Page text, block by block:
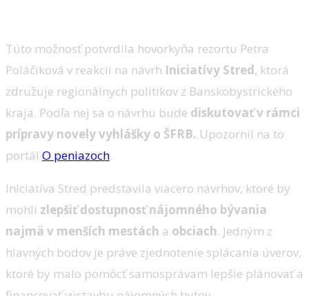
Túto možnosť potvrdila hovorkyňa rezortu Petra
Poláčiková v reakcii na návrh Iniciatívy Stred, ktorá
združuje regionálnych politikov z Banskobystrického
kraja. Podľa nej sa o návrhu bude diskutovať v rámci
prípravy novely vyhlášky o ŠFRB. Upozornil na to
portál O peniazoch.
Iniciatíva Stred predstavila viacero návrhov, ktoré by
mohli zlepšiť dostupnosť nájomného bývania
najmä v menších mestách a obciach. Jedným z
hlavných bodov je práve zjednotenie splácania úverov,
ktoré by malo pomôcť samosprávam lepšie plánovať a